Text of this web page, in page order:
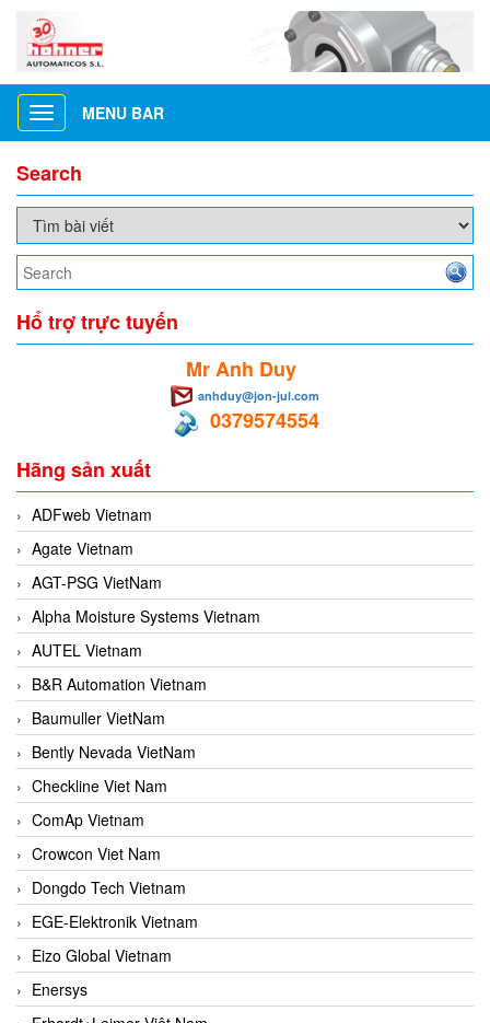
Toggle
navigation
MENU BAR
Search
Hổ trợ trực tuyến
Mr Anh Duy
anhduy@jon-jul.com
0379574554
Hãng sản xuất
ADFweb Vietnam
Agate Vietnam
AGT-PSG VietNam
Alpha Moisture Systems Vietnam
AUTEL Vietnam
B&R Automation Vietnam
Baumuller VietNam
Bently Nevada VietNam
Checkline Viet Nam
ComAp Vietnam
Crowcon Viet Nam
Dongdo Tech Vietnam
EGE-Elektronik Vietnam
Eizo Global Vietnam
Enersys